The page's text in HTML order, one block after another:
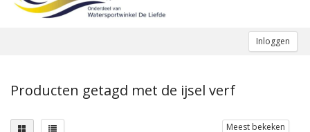
Inloggen
Producten getagd met de ijsel verf
Meest bekeken